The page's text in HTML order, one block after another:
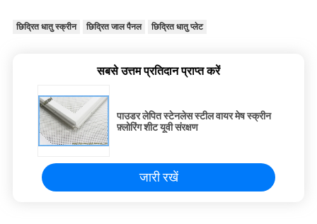
छिद्रित धातु स्क्रीन छिद्रित जाल पैनल छिद्रित धातु प्लेट
सबसे उत्तम प्रतिदान प्राप्त करें
पाउडर लेपित स्टेनलेस स्टील वायर मेष स्क्रीन
फ़्लोरिंग शीट यूवी संरक्षण
जारी रखें